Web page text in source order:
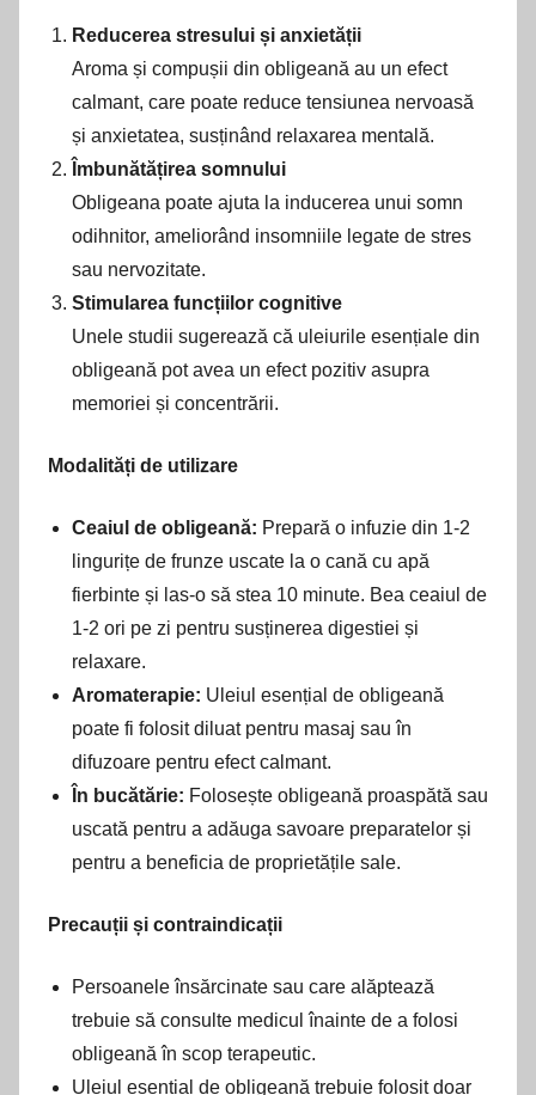
Reducerea stresului și anxietății
Aroma și compușii din obligeană au un efect
calmant, care poate reduce tensiunea nervoasă
și anxietatea, susținând relaxarea mentală.
Îmbunătățirea somnului
Obligeana poate ajuta la inducerea unui somn
odihnitor, ameliorând insomniile legate de stres
sau nervozitate.
Stimularea funcțiilor cognitive
Unele studii sugerează că uleiurile esențiale din
obligeană pot avea un efect pozitiv asupra
memoriei și concentrării.
Modalități de utilizare
Ceaiul de obligeană: Prepară o infuzie din 1-2
lingurițe de frunze uscate la o cană cu apă
fierbinte și las-o să stea 10 minute. Bea ceaiul de
1-2 ori pe zi pentru susținerea digestiei și
relaxare.
Aromaterapie: Uleiul esențial de obligeană
poate fi folosit diluat pentru masaj sau în
difuzoare pentru efect calmant.
În bucătărie: Folosește obligeană proaspătă sau
uscată pentru a adăuga savoare preparatelor și
pentru a beneficia de proprietățile sale.
Precauții și contraindicații
Persoanele însărcinate sau care alăptează
trebuie să consulte medicul înainte de a folosi
obligeană în scop terapeutic.
Uleiul esențial de obligeană trebuie folosit doar